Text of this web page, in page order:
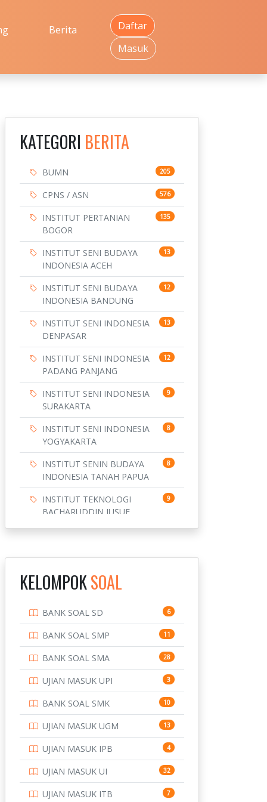
Berita
Daftar
Masuk
KATEGORI BERITA
BUMN 205
CPNS / ASN 576
INSTITUT PERTANIAN
BOGOR
135
INSTITUT SENI BUDAYA
INDONESIA ACEH
13
INSTITUT SENI BUDAYA
INDONESIA BANDUNG
12
INSTITUT SENI INDONESIA
DENPASAR
13
INSTITUT SENI INDONESIA
PADANG PANJANG
12
INSTITUT SENI INDONESIA
SURAKARTA
9
INSTITUT SENI INDONESIA
YOGYAKARTA
8
INSTITUT SENIN BUDAYA
INDONESIA TANAH PAPUA
8
INSTITUT TEKNOLOGI
BACHARUDDIN JUSUF
9
BANDUNG
INSTITUT TEKNOLOGI
INSTITUT TEKNOLOGI
SEPULUH NOVEMBER
10
INSTITUT TEKNOLOGI
SUMATERA
9
IPDN / STPDN 148
PENDIDIKAN 943
PERBANKAN 3
POLRI 169
POLTEK SSN 7
4
KELOMPOKSOAL
BANK SOAL SD 6
BANK SOAL SMP 11
BANK SOAL SMA 28
UJIAN MASUK UPI 3
BANK SOAL SMK 10
UJIAN MASUK UGM 13
UJIAN MASUK IPB 4
UJIAN MASUK UI 32
UJIAN MASUK ITB 7